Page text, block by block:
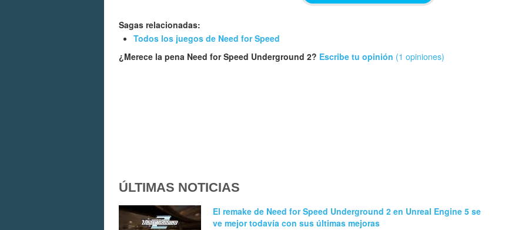
Sagas relacionadas:
Todos los juegos de Need for Speed
¿Merece la pena Need for Speed Underground 2? Escribe tu opinión (1 opiniones)
ÚLTIMAS NOTICIAS
El remake de Need for Speed Underground 2 en Unreal Engine 5 se
ve mejor todavía con sus últimas mejoras